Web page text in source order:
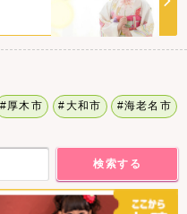
#厚木市 #大和市 #海老名市
検索する